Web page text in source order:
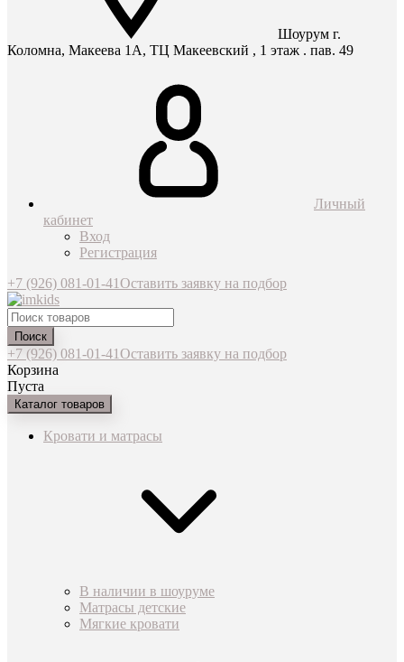
Шоурум г.
Коломна, Макеева 1А, ТЦ Макеевский , 1 этаж . пав. 49
Личный
кабинет
Вход
Регистрация
+7 (926) 081-01-41Оставить заявку на подбор
Поиск
+7 (926) 081-01-41Оставить заявку на подбор
Корзина
Пуста
Каталог товаров
Кровати и матрасы
В наличии в шоуруме
Матрасы детские
Мягкие кровати